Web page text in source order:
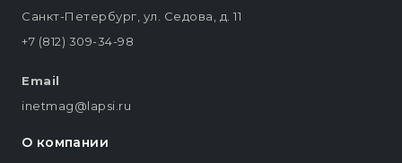
Санкт-Петербург, ул. Седова, д. 11
+7 (812) 309-34-98
Email
inetmag@lapsi.ru
О компании